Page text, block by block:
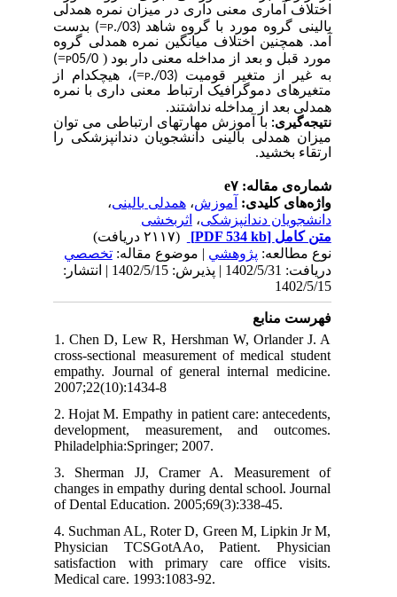
اختلاف آماری معنی داری در میزان نمره همدلی
بالینی گروه مورد با گروه شاهد (03/.
P
=
) بدست
آمد. همچنین اختلاف میانگین نمره همدلی گروه
مورد قبل و بعد از مداخله معنی دار بود)
05/0
P
=
)
به غیر از متغیر قومیت (03/.
P
=)، هیچکدام از
متغیرهای دموگرافیک ارتباط معنی داری با نمره
همدلی بعد از مداخله نداشتند.
نتیجه‌گیری:با آموزش مهارتهای ارتباطی می توان
میزان همدلی بالینی دانشجویان دندانپزشکی را
ارتقاء بخشید.
شماره‌ی مقاله: e۷
واژه‌های کلیدی:آموزش،همدلی بالینی،
دانشجویان دندانپزشکی،اثربخشی
متن کامل[PDF 534 kb]
نوع مطالعه:پژوهشي| موضوع مقاله:تخصصي
دریافت: 1402/5/31 | پذیرش: 1402/5/15 | انتشار:
1402/5/15
فهرست منابع
1. Chen D, Lew R, Hershman W, Orlander J. A
cross-sectional measurement of medical student
empathy. Journal of general internal medicine.
2007;22(10):1434-8
2. Hojat M. Empathy in patient care: antecedents,
development, measurement, and outcomes.
Philadelphia:Springer; 2007.
3. Sherman JJ, Cramer A. Measurement of
changes in empathy during dental school. Journal
of Dental Education. 2005;69(3):338-45.
4. Suchman AL, Roter D, Green M, Lipkin Jr M,
Physician TCSGotAAo, Patient. Physician
satisfaction with primary care office visits.
Medical care. 1993:1083-92.